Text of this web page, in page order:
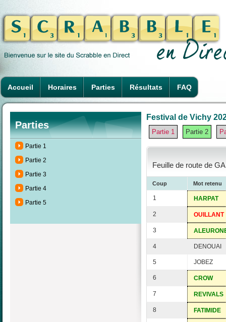
Accueil Horaires Parties Résultats FAQ
Parties
Partie 1
Partie 2
Partie 3
Partie 4
Partie 5
Festival de Vichy
Partie 1 Partie 2
Feuille de route de
Coup Mot retenu
1 HARPAT
2 OUILLANT
3
4 DENOUAI
5 JOBEZ
6 CROW
7 REVIVALS
8 FATIMIDE